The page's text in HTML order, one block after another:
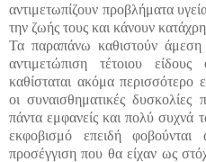
αντιμετωπίζουν προβλήματα
την ζωής τους και κάνουν
Τα παραπάνω καθιστούν άμεση
αντιμετώπιση τέτοιου
καθίσταται ακόμα περισσότερο
οι συναισθηματικές δυσκολίες
πάντα εμφανείς και πολύ συχνά
εκφοβισμό επειδή
προσέγγιση που θα είχαν ως